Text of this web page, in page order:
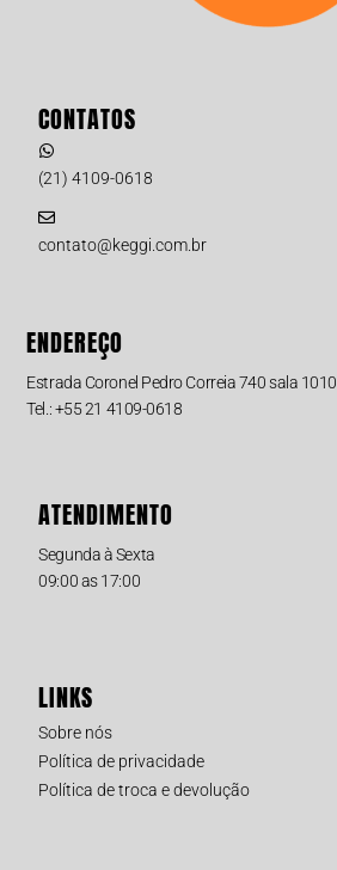
CONTATOS
(21) 4109-0618
contato@keggi.com.br
ENDEREÇO
Estrada Coronel Pedro Correia 740 sala 1010
Tel.: +55 21 4109-0618
ATENDIMENTO
Segunda à Sexta
09:00 as 17:00
LINKS
Sobre nós
Política de privacidade
Política de troca e devolução